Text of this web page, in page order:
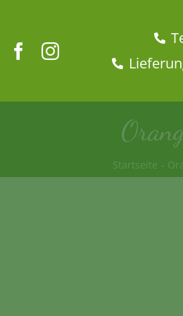
springen
Startseite